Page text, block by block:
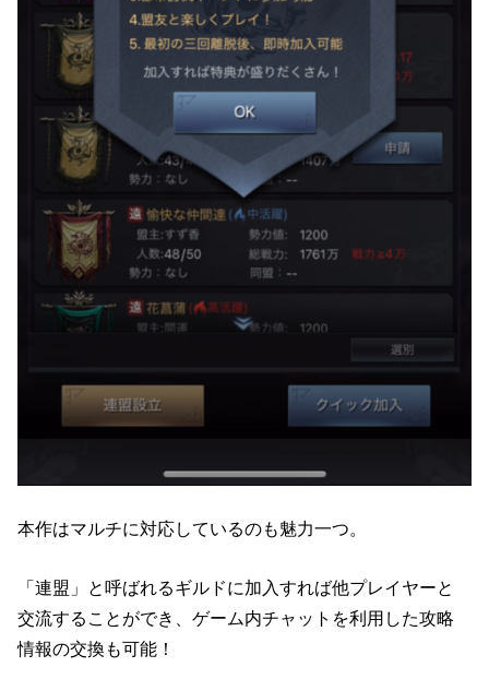
本作はマルチに対応しているのも魅力一つ。
「連盟」と呼ばれるギルドに加入すれば他プレイヤーと
交流することができ、ゲーム内チャットを利用した攻略
情報の交換も可能！